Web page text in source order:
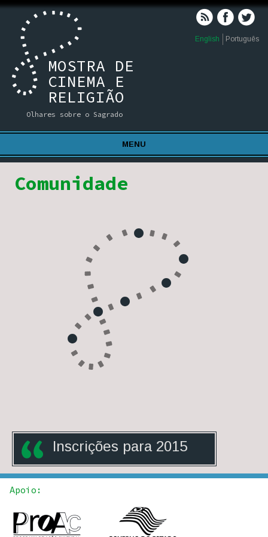
English Português
MOSTRA DE
CINEMA E
RELIGIÃO
Olhares sobre o Sagrado
MENU
Comunidade
Inscrições para 2015
Apoio: